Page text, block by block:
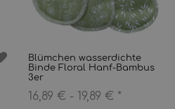
Blümchen wasserdichte
Binde Floral Hanf-Bambus
3er
16,89 € - 19,89 € *